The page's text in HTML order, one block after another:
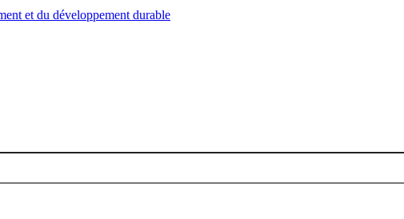
et du développement durable